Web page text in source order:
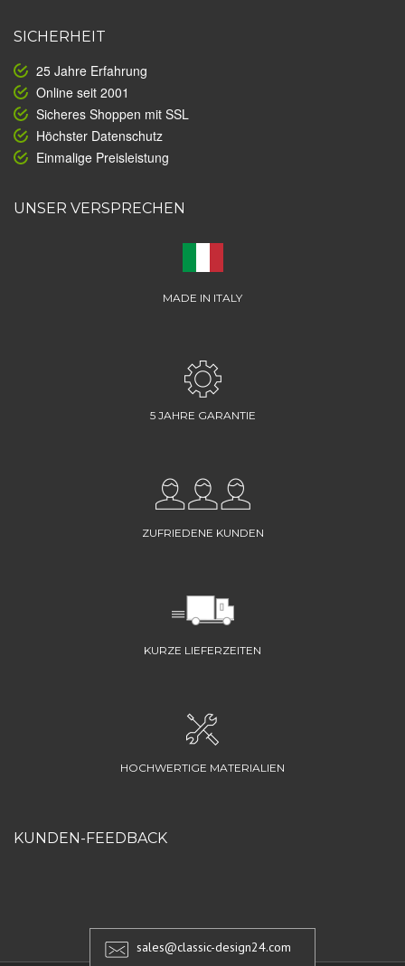
SICHERHEIT
25 Jahre Erfahrung
Online seit 2001
Sicheres Shoppen mit SSL
Höchster Datenschutz
Einmalige Preisleistung
UNSER VERSPRECHEN
MADE IN ITALY
5 JAHRE GARANTIE
ZUFRIEDENE KUNDEN
KURZE LIEFERZEITEN
HOCHWERTIGE MATERIALIEN
KUNDEN-FEEDBACK
sales@classic-design24.com